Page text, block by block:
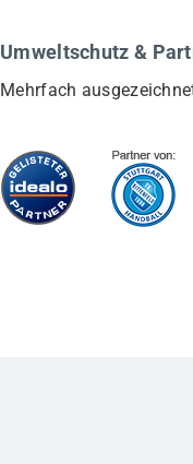
Umweltschutz &
Mehrfach